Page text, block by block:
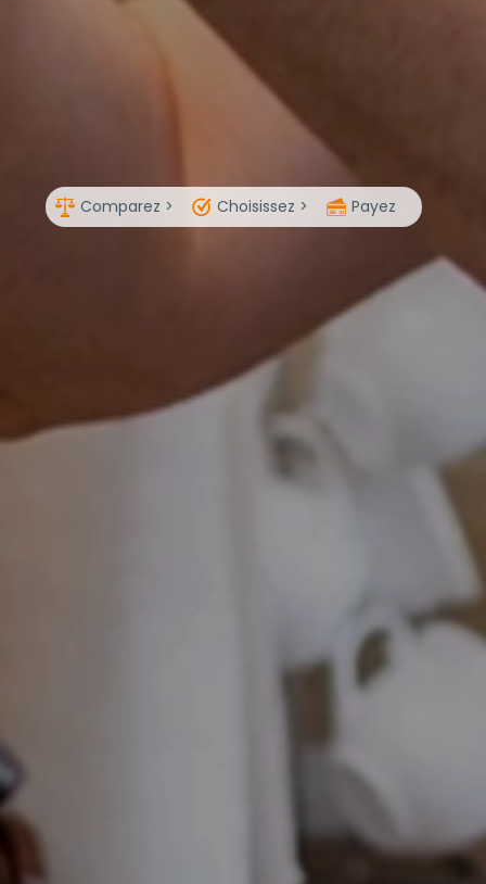
Comparez > Choisissez > Payez